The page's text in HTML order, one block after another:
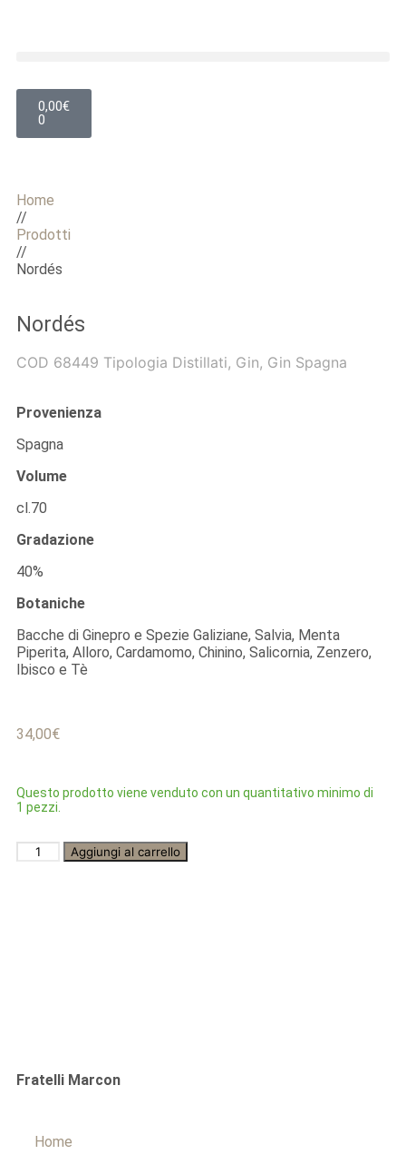
0,00€
0
Home
//
Prodotti
//
Nordés
Nordés
COD 68449 Tipologia Distillati, Gin, Gin Spagna
Provenienza
Spagna
Volume
cl.70
Gradazione
40%
Botaniche
Bacche di Ginepro e Spezie Galiziane, Salvia, Menta
Piperita, Alloro, Cardamomo, Chinino, Salicornia, Zenzero,
Ibisco e Tè
34,00€
Questo prodotto viene venduto con un quantitativo minimo di
1 pezzi.
Aggiungi al carrello
Fratelli Marcon
Home